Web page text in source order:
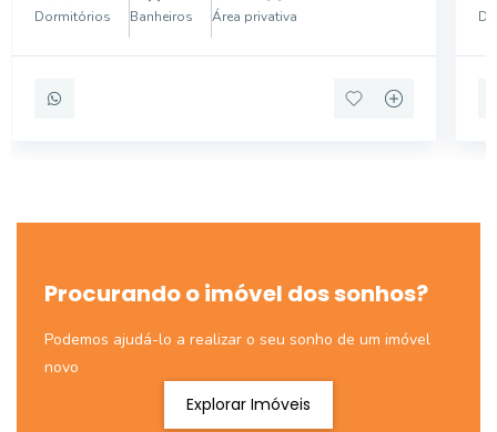
construído conta com infraestrutura de lazer como
piscina aquecida, espa
Dormitórios Banheiros Área privativa
Procurando o imóvel dos sonhos?
Podemos ajudá-lo a realizar o seu sonho de um imóvel
novo
Explorar Imóveis